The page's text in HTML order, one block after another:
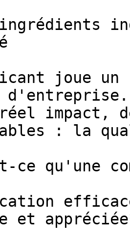
ingrédients
joue
impact,
: la
ce qu'une
et